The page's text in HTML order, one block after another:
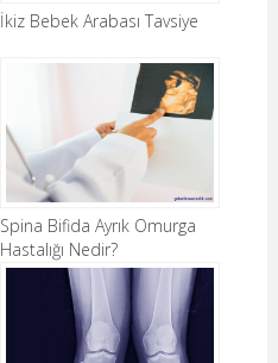
İkiz Bebek Arabası Tavsiye
Spina Bifida Ayrık Omurga
Hastalığı Nedir?